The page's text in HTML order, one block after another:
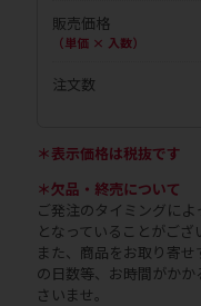
販売価格
（単価 × 入数）
注文数
＊表示価格は税抜です
＊欠品・終売について
ご発注のタイミングに
となっていることがござ
また、商品をお取り寄
の日数等、お時間がか
さいませ。